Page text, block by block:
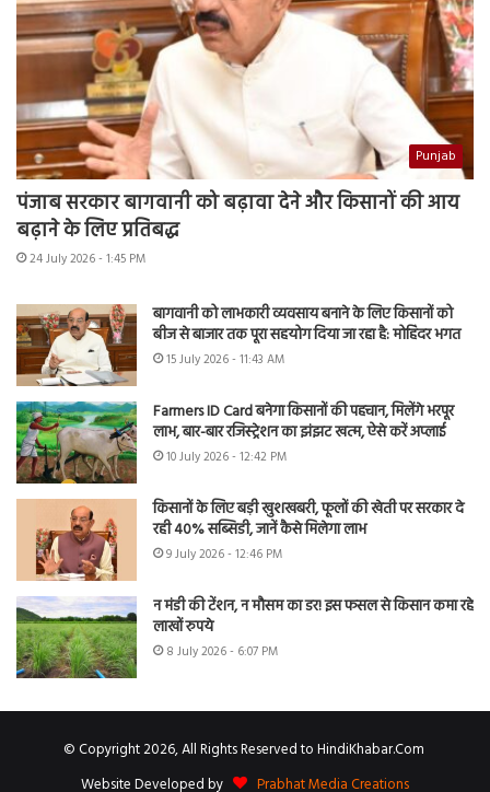
Punjab
पंजाब सरकार बागवानी को बढ़ावा देने और किसानों की आय
बढ़ाने के लिए प्रतिबद्ध
24 July 2026 - 1:45 PM
बागवानी को लाभकारी व्यवसाय बनाने के लिए किसानों को
बीज से बाजार तक पूरा सहयोग दिया जा रहा है: मोहिंदर भगत
15 July 2026 - 11:43 AM
Farmers ID Card बनेगा किसानों की पहचान, मिलेंगे भरपूर
लाभ, बार-बार रजिस्ट्रेशन का झंझट खत्म, ऐसे करें अप्लाई
10 July 2026 - 12:42 PM
किसानों के लिए बड़ी खुशखबरी, फूलों की खेती पर सरकार दे
रही 40% सब्सिडी, जानें कैसे मिलेगा लाभ
9 July 2026 - 12:46 PM
न मंडी की टेंशन, न मौसम का डर! इस फसल से किसान कमा रहे
लाखों रुपये
8 July 2026 - 6:07 PM
© Copyright 2026, All Rights Reserved to HindiKhabar.Com
Website Developed by
Prabhat Media Creations